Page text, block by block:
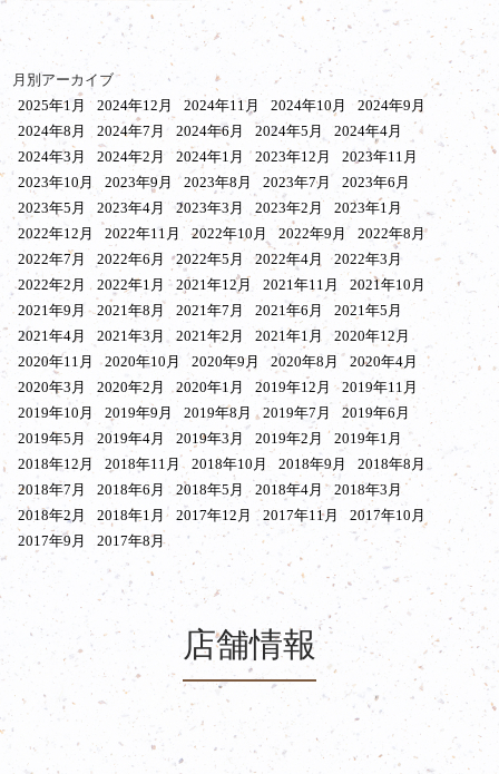
月別アーカイブ
2025年1月
2024年12月 2024年11月 2024年10月
2024年9月
2024年8月
2024年7月 2024年6月 2024年5月
2024年4月
2024年3月
2024年2月 2024年1月 2023年12月
2023年11月
2023年10月
2023年9月 2023年8月 2023年7月
2023年6月
2023年5月
2023年4月 2023年3月 2023年2月
2023年1月
2022年12月
2022年11月 2022年10月 2022年9月
2022年8月
2022年7月
2022年6月 2022年5月 2022年4月
2022年3月
2022年2月
2022年1月 2021年12月 2021年11月
2021年10月
2021年9月
2021年8月 2021年7月 2021年6月
2021年5月
2021年4月
2021年3月 2021年2月 2021年1月
2020年12月
2020年11月
2020年10月 2020年9月 2020年8月
2020年4月
2020年3月
2020年2月 2020年1月 2019年12月
2019年11月
2019年10月
2019年9月 2019年8月 2019年7月
2019年6月
2019年5月
2019年4月 2019年3月 2019年2月
2019年1月
2018年12月
2018年11月 2018年10月 2018年9月
2018年8月
2018年7月
2018年6月 2018年5月 2018年4月
2018年3月
2018年2月
2018年1月 2017年12月 2017年11月
2017年10月
2017年9月
2017年8月
店舗情報